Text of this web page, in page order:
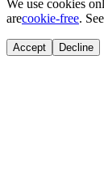
We use cookies
arecookie-free.
Accept Decline